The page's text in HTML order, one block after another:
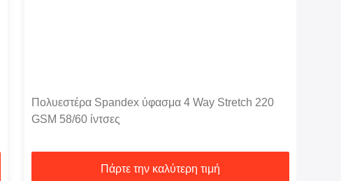
Πολυεστέρα Spandex ύφασμα 4 Way Stretch 220
GSM 58/60 ίντσες
Πάρτε την καλύτερη τιμή